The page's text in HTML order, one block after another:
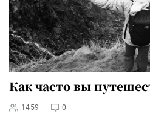
Как часто вы
1459 0